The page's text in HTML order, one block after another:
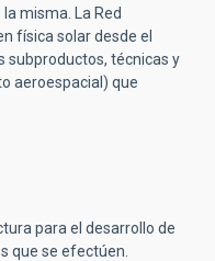
misma. La Red
física solar desde el
subproductos, técnicas y
aeroespacial) que
para el desarrollo de
que se efectúen.